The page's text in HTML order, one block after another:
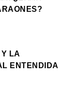
LA
ENTENDIDA